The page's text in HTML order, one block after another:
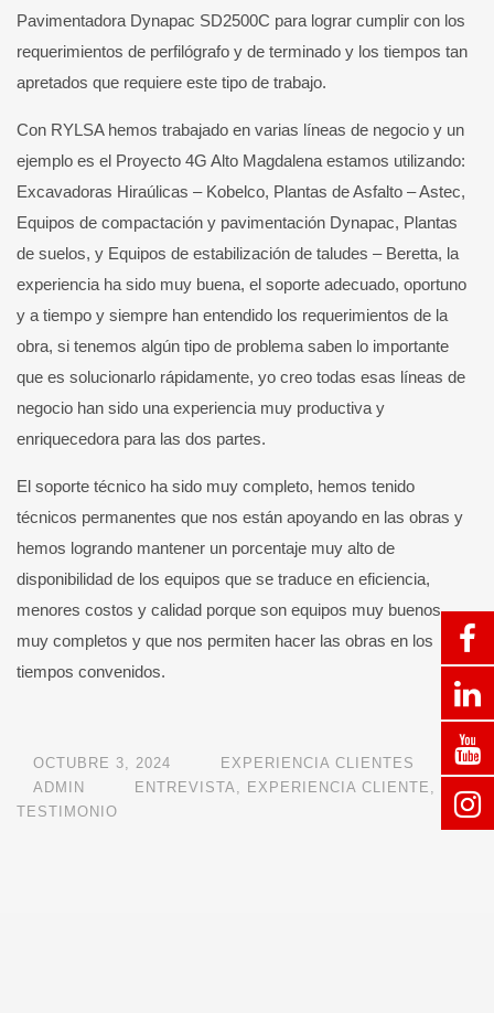
Pavimentadora Dynapac SD2500C para lograr cumplir con los
requerimientos de perfilógrafo y de terminado y los tiempos tan
apretados que requiere este tipo de trabajo.
Con RYLSA hemos trabajado en varias líneas de negocio y un
ejemplo es el Proyecto 4G Alto Magdalena estamos utilizando:
Excavadoras Hiraúlicas – Kobelco, Plantas de Asfalto – Astec,
Equipos de compactación y pavimentación Dynapac, Plantas
de suelos, y Equipos de estabilización de taludes – Beretta, la
experiencia ha sido muy buena, el soporte adecuado, oportuno
y a tiempo y siempre han entendido los requerimientos de la
obra, si tenemos algún tipo de problema saben lo importante
que es solucionarlo rápidamente, yo creo todas esas líneas de
negocio han sido una experiencia muy productiva y
enriquecedora para las dos partes.
El soporte técnico ha sido muy completo, hemos tenido
técnicos permanentes que nos están apoyando en las obras y
hemos logrando mantener un porcentaje muy alto de
disponibilidad de los equipos que se traduce en eficiencia,
menores costos y calidad porque son equipos muy buenos,
muy completos y que nos permiten hacer las obras en los
tiempos convenidos.
OCTUBRE 3, 2024
EXPERIENCIA CLIENTES
ADMIN
ENTREVISTA EXPERIENCIA CLIENTE
TESTIMONIO